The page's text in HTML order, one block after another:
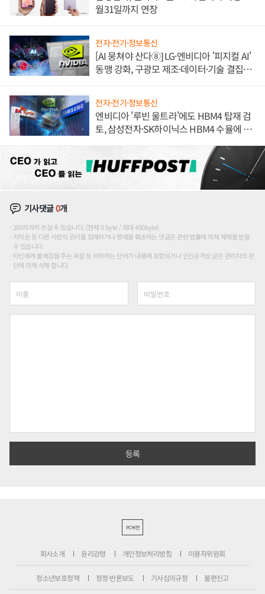
월31일까지 연장
전자·전기·정보통신
[AI 뭉쳐야 산다⑧] LG·엔비디아 '피지컬 AI'
동맹 강화, 구광모 제조·데이터·기술 결집
전자·전기·정보통신
엔비디아 '루빈 울트라'에도 HBM4 탑재 검
토, 삼성전자·SK하이닉스 HBM4 수율에 주
기사댓글0개
200자까지 쓰실 수 있습니다. (현재 0 byte / 최대 400byte)
저작권 등 다른 사람의 권리를 침해하거나 명예를 훼손하는 댓글은 관련 법률에 의해 제재를 받을
수 있습니다.
타인에게 불쾌감을 주는 욕설 등 비하하는 단어가 내용에 포함되거나 인신공격성 글은 관리자의 판
단에 의해 삭제 합니다.
PC버전
회사소개 윤리강령 개인정보처리방침 이용자위원회
청소년보호정책 정정·반론보도 기사심의규정 불편신고